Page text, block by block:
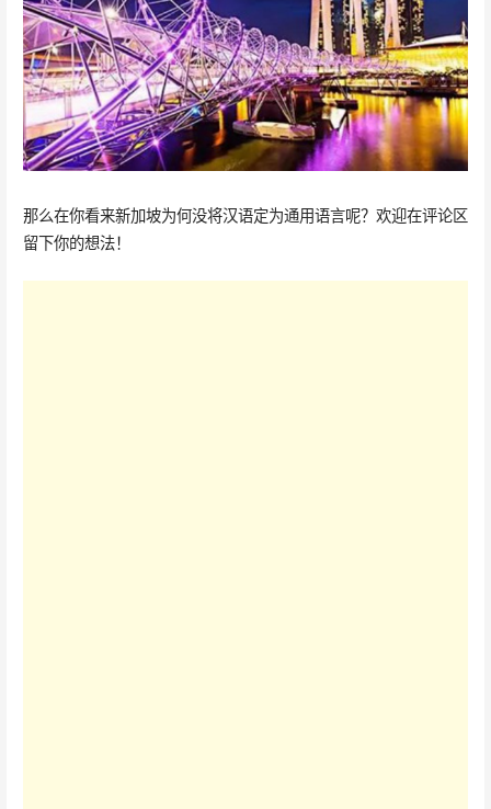
那么在你看来新加坡为何没将汉语定为通用语言呢？欢迎在评论区
留下你的想法！